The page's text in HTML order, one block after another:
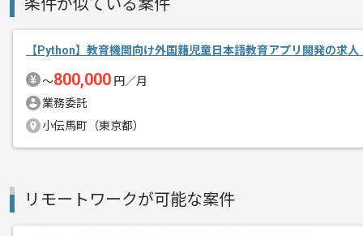
基本的には一部リモートでの作業を見込
条件が似ている案件
【Python】教育機関向け外国籍児童日本語教育アプリ開発の求人
〜800,000 円／月
業務委託
小伝馬町（東京都）
リモートワークが可能な案件